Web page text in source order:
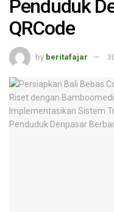
Penduduk
QRCode
by beritafajar